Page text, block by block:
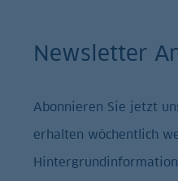
Newsletter
Abonnieren Sie jetzt
erhalten wöchentlich